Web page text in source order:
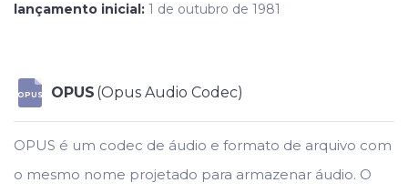
lançamento inicial: 1 de outubro de 1981
OPUS OPUS (Opus Audio Codec)
OPUS é um codec de áudio e formato de arquivo com
o mesmo nome projetado para armazenar áudio. O